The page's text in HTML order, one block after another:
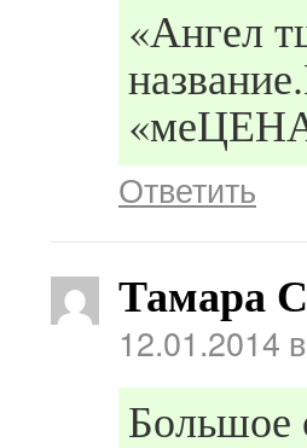
«Ангел
Ответить
Тамара
12.01.2014
Большое